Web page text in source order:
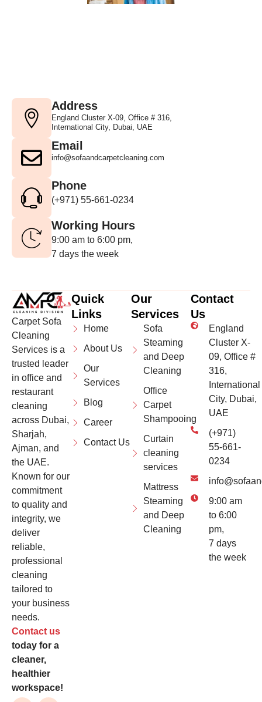
Address
England Cluster X-09, Office # 316,
International City, Dubai, UAE
Email
info@sofaandcarpetcleaning.com
Phone
(+971) 55-661-0234
Working Hours
9:00 am to 6:00 pm,
7 days the week
Carpet Sofa
Cleaning
Services is a
trusted leader
in office and
restaurant
cleaning
across Dubai,
Sharjah,
Ajman, and
the UAE.
Known for our
commitment
to quality and
integrity, we
deliver
reliable,
professional
cleaning
tailored to
your business
needs.
Contact us
today for a
cleaner,
healthier
workspace!
Quick
Links
Home
About Us
Our
Services
Blog
Career
Contact Us
Our
Services
Sofa
Steaming
and Deep
Cleaning
Office
Carpet
Shampooing
Curtain
cleaning
services
Mattress
Steaming
and Deep
Cleaning
Contact
Us
England
Cluster X-
09, Office #
316,
International
City, Dubai,
UAE
(+971)
55-661-
0234
9:00 am
to 6:00
pm,
7 days
the week